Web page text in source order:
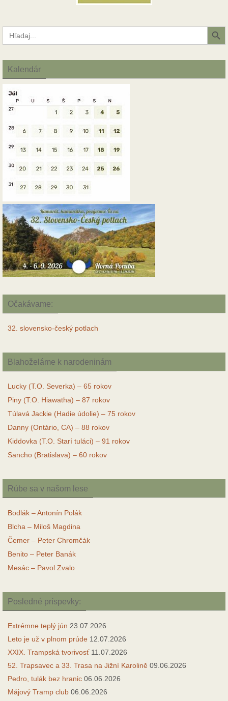
Search
for:
Search Button
Kalendár
Očakávame:
32. slovensko-český potlach
Blahoželáme k narodeninám
Lucky (T.O. Severka) – 65 rokov
Piny (T.O. Hiawatha) – 87 rokov
Túlavá Jackie (Hadie údolie) – 75 rokov
Danny (Ontário, CA) – 88 rokov
Kiddovka (T.O. Starí tuláci) – 91 rokov
Sancho (Bratislava) – 60 rokov
Rúbe sa v našom lese
Bodlák – Antonín Polák
Blcha – Miloš Magdina
Čemer – Peter Chromčák
Benito – Peter Banák
Mesác – Pavol Zvalo
Posledné príspevky:
Extrémne teplý jún 23.07.2026
Leto je už v plnom prúde 12.07.2026
XXIX. Trampská tvorivosť 11.07.2026
52. Trapsavec a 33. Trasa na Jižní Karolině 09.06.2026
Pedro, tulák bez hranic 06.06.2026
Májový Tramp club 06.06.2026